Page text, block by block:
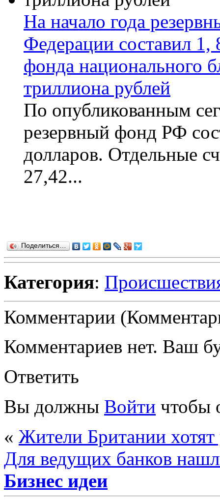
На начало года
Федерации составил 1,
фонда национального
триллиона рублей
По опубликованным
резервный фонд РФ
долларов. Отдельные
27,42...
Поделиться…
Категория:
Комментарии
Комментариев нет. Ваш
Ответить
Вы должны Войти чтобы
« Жители Британии
Для ведущих банков
Бизнес идеи